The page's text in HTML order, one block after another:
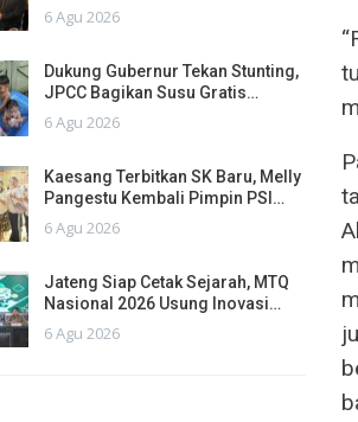
6 Agu 2026
Dukung Gubernur Tekan Stunting,
JPCC Bagikan Susu Gratis…
6 Agu 2026
Kaesang Terbitkan SK Baru, Melly
Pangestu Kembali Pimpin PSI…
6 Agu 2026
Jateng Siap Cetak Sejarah, MTQ
Nasional 2026 Usung Inovasi…
6 Agu 2026